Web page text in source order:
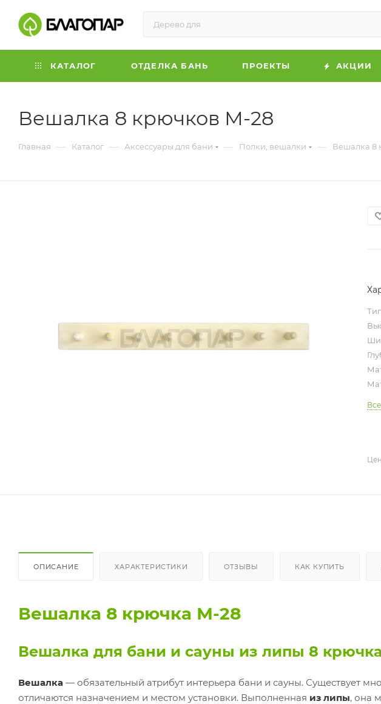
КАТАЛОГ ОТДЕЛКА БАНЬ ПРОЕКТЫ АКЦИИ
Вешалка 8 крючков М-28
Главная — Каталог — Аксессуары для бани — Полки, вешалки — Вешалка 8
ОПИСАНИЕ ХАРАКТЕРИСТИКИ ОТЗЫВЫ КАК КУПИТЬ
Вешалка 8 крючка М-28
Вешалка для бани и сауны из липы 8
Вешалка — обязательный атрибут интерьера бани и сауны. Существует
отличаются назначением и местом установки. Выполненная из липы, она